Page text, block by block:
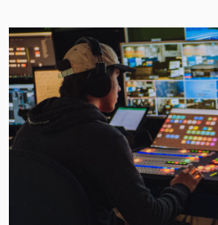
Canada
Denmark